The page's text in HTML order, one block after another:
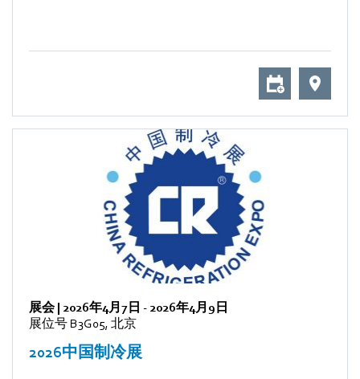
展会| 2026年4月7日 - 2026年4月9日
展位号 B3G05, 北京
2026中国制冷展